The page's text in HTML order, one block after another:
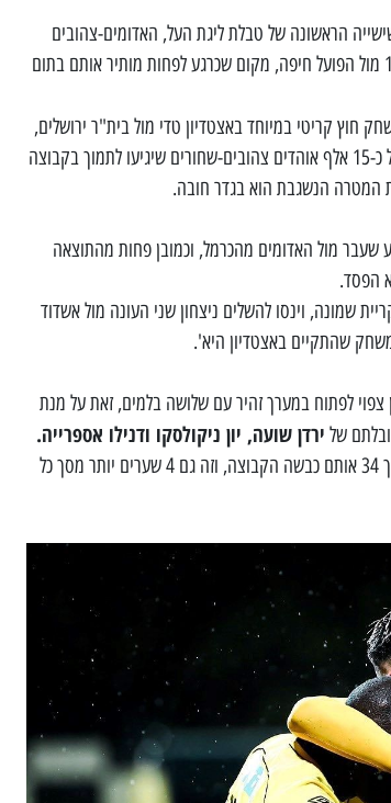
הראשונה של טבלת ליגת העל, האדומים-צהובים
ירדו בשבוע שעבר אל המקום השביעי בעקבות התיקו 1:1 מול הפועל חיפה, מקום שכרגע לפחות מותיר אותם בתום
חוץ קריטי במיוחד באצטדיון טדי מול בית"ר ירושלים,
יריבה ישירה על הפלייאוף העליון, ולמרות צפי לדחיפה של כ-15 אלף אוהדים צהובים-שחורים שיגיעו לתמוך בקבוצה
המטרה הנשגבת הוא בגדר חובה.
שעבר מול האדומים מהכרמל, וכמובן פחות מהתוצאה
הפסד.
השיגו ניצחון חוץ מרשים של 3:0 מול קריית שמונה, וינסו להשלים ניצחון שני העונה מול אשדוד
לפתוח במערך זהיר עם שלושה בלמים, זאת על מנת
של ירדן שועה, יון ניקולסקו ודנילו אספרייה.
השלישייה הזו של בית"ר כבר כבשה העונה 27 שערי מתוך 34 אותם כבשה הקבוצה, וזה גם 4 שערים יותר מסך כל